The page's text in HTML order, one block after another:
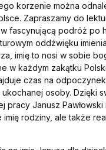
korzenie można
Zapraszamy do
fascynującą podróż po
oddźwięku
imię to nosi w sobie
w każdym zakątku
czas na
osoby. Dzięki
pracy Janusz Pawłowski
rodziny, ale także